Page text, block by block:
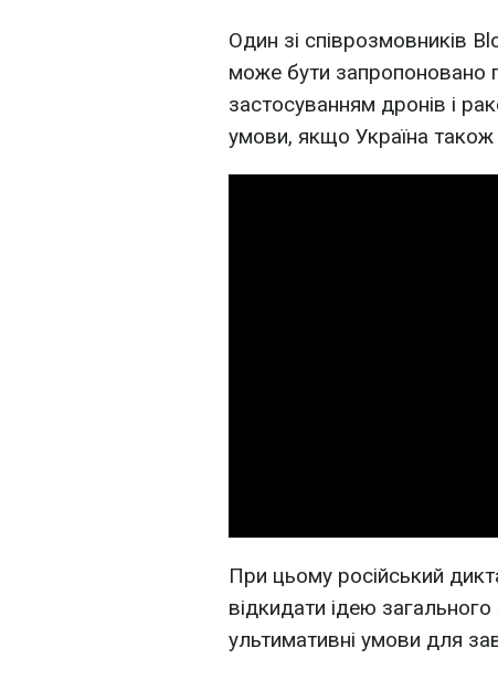
Один зі співрозмовників
може бути запропоновано
застосуванням дронів і
умови, якщо Україна також
При цьому російський
відкидати ідею
ультимативні умови для